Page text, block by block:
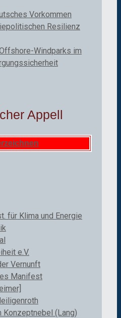
Vorkommen
Resilienz
Windparks im
Appell
für Klima und Energie
e.V.
Vernunft
Manifest
Konzeptnebel (Lang)